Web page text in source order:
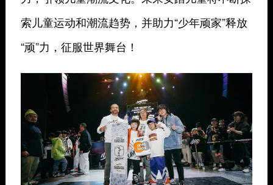
索儿童运动和潮流趋势，并助力“少年顽家”释放
“顽”力，征服世界舞台！